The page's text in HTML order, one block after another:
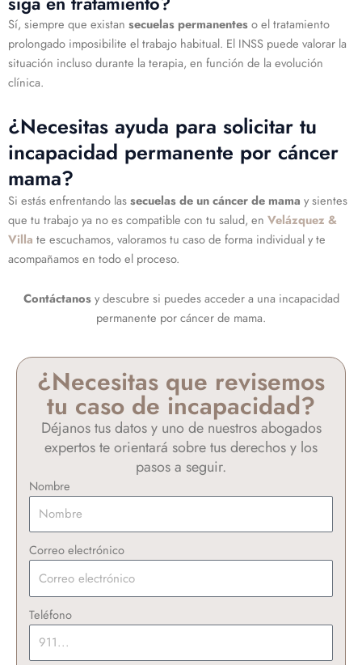
Sí, siempre que existan secuelas permanenteso el tratamiento
prolongado imposibilite el trabajo habitual. El INSS puede valorar la
situación incluso durante la terapia, en función de la evolución
clínica.
¿Necesitas ayuda para solicitar tu
incapacidad permanente por cáncer
mama?
Si estás enfrentando lassecuelas de un cáncer de mama y sientes
que tu trabajo ya no es compatible con tu salud, en Velázquez &
Villa te escuchamos, valoramos tu caso de forma individual y te
acompañamos en todo el proceso.
Contáctanosy descubre si puedes acceder a una incapacidad
permanente por cáncer de mama.
¿Necesitas que revisemos
tu caso de incapacidad?
Déjanos tus datos y uno de nuestros abogados
expertos te orientará sobre tus derechos y los
pasos a seguir.
Nombre
Correo electrónico
Teléfono